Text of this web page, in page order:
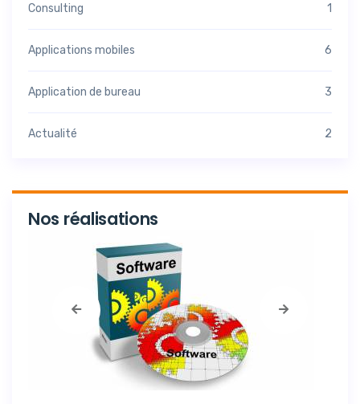
Consulting 1
Applications mobiles 6
Application de bureau 3
Actualité 2
Nos réalisations